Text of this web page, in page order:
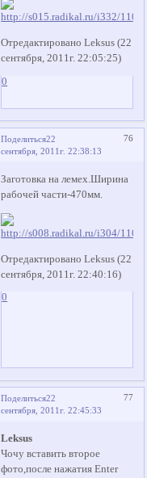
Отредактировано Leksus (22
сентября, 2011г. 22:05:25)
0
Поделиться 76
22
сентября, 2011г. 22:38:13
Заготовка на лемех.Ширина
рабочей части-470мм.
Отредактировано Leksus (22
сентября, 2011г. 22:40:16)
0
Поделиться 77
22
сентября, 2011г. 22:45:33
Leksus
Чочу вставить второе
фото,после нажатия Enter